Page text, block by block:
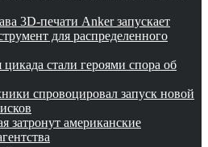
3D-печати Anker запускает
для распределенного
стали героями спора об
спровоцировал запуск новой
затронут американские